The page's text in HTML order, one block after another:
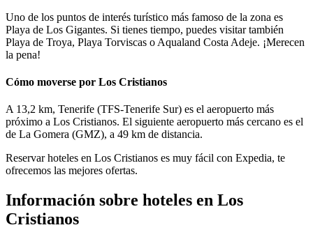
Uno de los puntos de interés turístico más famoso de la zona es
Playa de Los Gigantes. Si tienes tiempo, puedes visitar también
Playa de Troya, Playa Torviscas o Aqualand Costa Adeje. ¡Merecen
la pena!
Cómo moverse por Los Cristianos
A 13,2 km, Tenerife (TFS-Tenerife Sur) es el aeropuerto más
próximo a Los Cristianos. El siguiente aeropuerto más cercano es el
de La Gomera (GMZ), a 49 km de distancia.
Reservar hoteles en Los Cristianos es muy fácil con Expedia, te
ofrecemos las mejores ofertas.
Información sobre hoteles en Los
Cristianos